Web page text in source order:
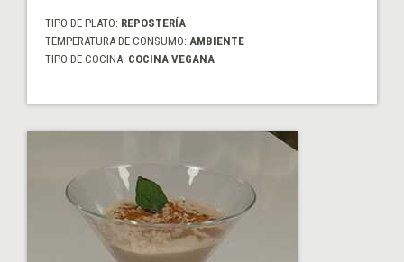
TIPO DE PLATO: REPOSTERÍA
TEMPERATURA DE CONSUMO: AMBIENTE
TIPO DE COCINA: COCINA VEGANA